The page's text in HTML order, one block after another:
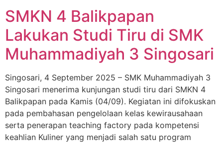
SMKN 4 Balikpapan
Lakukan Studi Tiru di SMK
Muhammadiyah 3 Singosari
Singosari, 4 September 2025 – SMK Muhammadiyah 3
Singosari menerima kunjungan studi tiru dari SMKN 4
Balikpapan pada Kamis (04/09). Kegiatan ini difokuskan
pada pembahasan pengelolaan kelas kewirausahaan
serta penerapan teaching factory pada kompetensi
keahlian Kuliner yang menjadi salah satu program